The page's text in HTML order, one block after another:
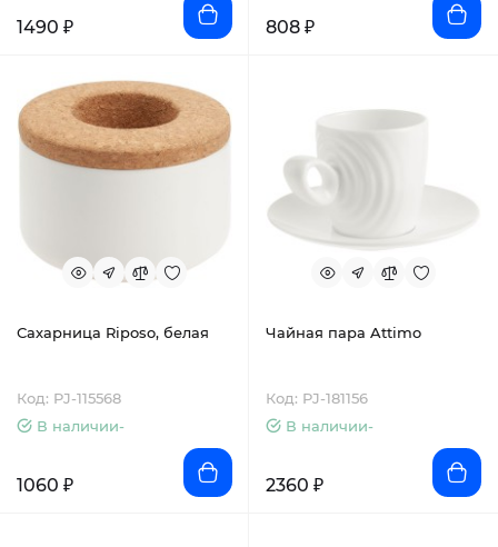
1490 ₽ 808 ₽
Сахарница Riposo, белая
Код: PJ-115568
В наличии-
1060 ₽
Чайная пара Attimo
Код: PJ-181156
В наличии-
2360 ₽